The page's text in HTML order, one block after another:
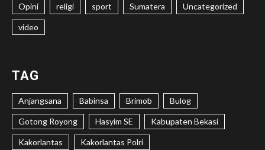
Opini religi sport Sumatera Uncategorized
video
TAG
Anjangsana Babinsa Brimob Bulog
Gotong Royong Hasyim SE Kabupaten Bekasi
Kakorlantas Kakorlantas Polri